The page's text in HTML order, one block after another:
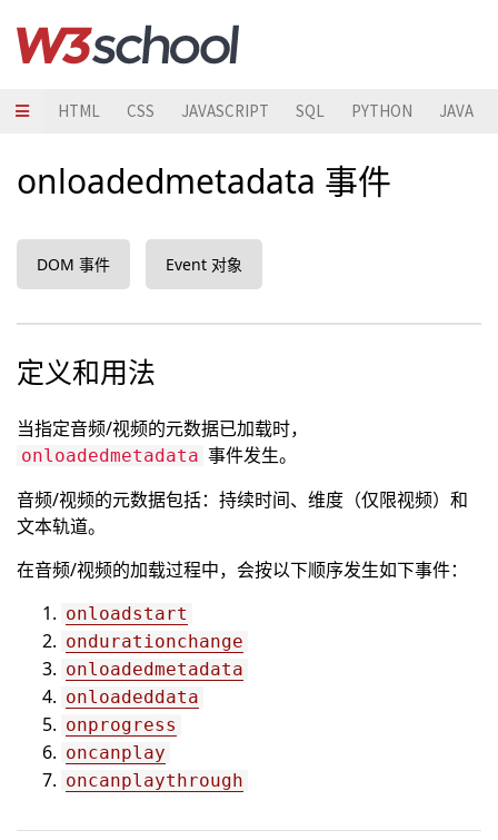
HTML CSS JAVASCRIPT SQL PYTHON JAVA
onloadedmetadata 事件
DOM 事件 Event 对象
定义和用法
当指定音频/视频的元数据已加载时，
onloadedmetadata 事件发生。
音频/视频的元数据包括：持续时间、维度（仅限视频）和
文本轨道。
在音频/视频的加载过程中，会按以下顺序发生如下事件：
onloadstart
ondurationchange
onloadedmetadata
onloadeddata
onprogress
oncanplay
oncanplaythrough